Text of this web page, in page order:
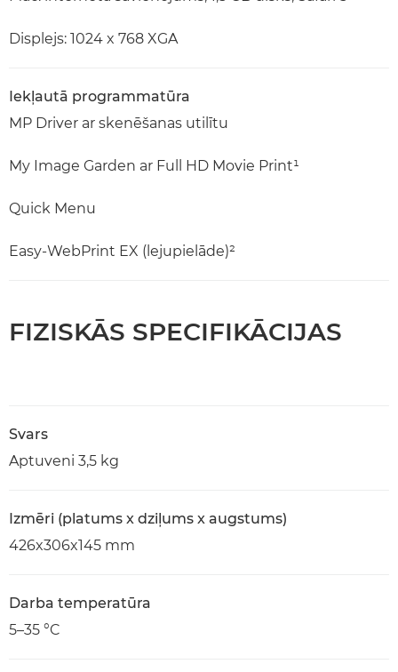
Displejs: 1024 x 768 XGA
Iekļautā programmatūra
MP Driver ar skenēšanas utilītu
My Image Garden ar Full HD Movie Print¹
Quick Menu
Easy-WebPrint EX (lejupielāde)²
FIZISKĀS SPECIFIKĀCIJAS
Svars
Aptuveni 3,5 kg
Izmēri (platums x dziļums x augstums)
426x306x145 mm
Darba temperatūra
5–35 °C